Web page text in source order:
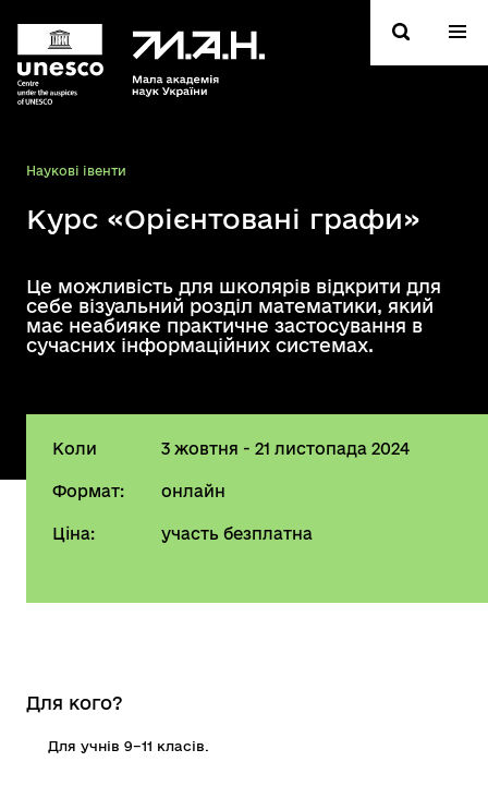
Hаукові івенти
Курс «Орієнтовані графи»
Це можливість для школярів відкрити для
себе візуальний розділ математики, який
має неабияке практичне застосування в
сучасних інформаційних системах.
Коли 3 жовтня - 21 листопада 2024
Формат: онлайн
Ціна: участь безплатна
Для кого?
Для учнів 9–11 класів.